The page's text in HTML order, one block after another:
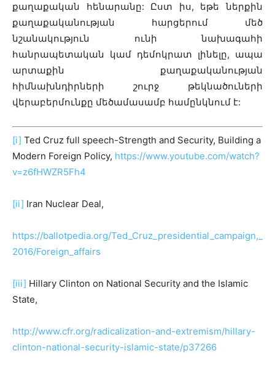
քաղաքական հենարանը: Ըստ իս, եթե ներքին
քաղաքականության հարցերում մեծ
նշանակություն ունի նախագահի
հանրապետական կամ դեմոկրատ լինելը, ապա
արտաքին քաղաքականության
հիմնախնդիրների շուրջ թեկնածուների
վերաբերմունքը մեծամասամբ համընկնում է:
[i] Ted Cruz full speech-Strength and Security, Building a
Modern Foreign Policy, https://www.youtube.com/watch?
v=z6fHWZR5Fh4
[ii] Iran Nuclear Deal,
https://ballotpedia.org/Ted_Cruz_presidential_campaign,_
2016/Foreign_affairs
[iii] Hillary Clinton on National Security and the Islamic
State,
http://www.cfr.org/radicalization-and-extremism/hillary-
clinton-national-security-islamic-state/p37266